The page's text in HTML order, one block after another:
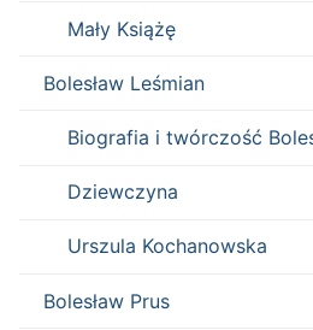
Mały Książę
Bolesław Leśmian
Biografia i twórczość
Dziewczyna
Urszula Kochanowska
Bolesław Prus